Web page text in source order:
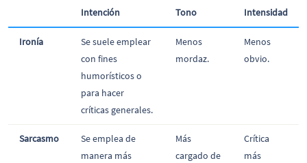
Intención Tono Intensidad
Ironía
Se suele emplear
con fines
humorísticos o
para hacer
críticas generales.
Menos
mordaz.
Menos
obvio.
Sarcasmo
Se emplea de
manera más
Más
cargado de
Crítica
más